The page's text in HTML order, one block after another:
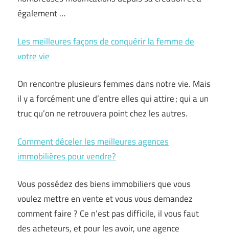
également …
Les meilleures façons de conquérir la femme de
votre vie
On rencontre plusieurs femmes dans notre vie. Mais
il y a forcément une d’entre elles qui attire ; qui a un
truc qu’on ne retrouvera point chez les autres.
Comment déceler les meilleures agences
immobilières pour vendre?
Vous possédez des biens immobiliers que vous
voulez mettre en vente et vous vous demandez
comment faire ? Ce n’est pas difficile, il vous faut
des acheteurs, et pour les avoir, une agence